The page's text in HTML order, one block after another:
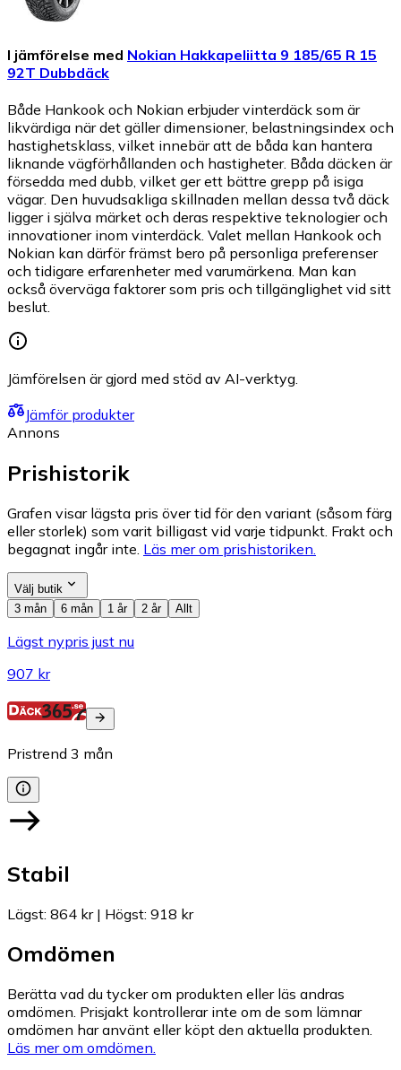
I jämförelse med Nokian Hakkapeliitta 9 185/65 R 15
92T Dubbdäck
Både Hankook och Nokian erbjuder vinterdäck som är
likvärdiga när det gäller dimensioner, belastningsindex och
hastighetsklass, vilket innebär att de båda kan hantera
liknande vägförhållanden och hastigheter. Båda däcken är
försedda med dubb, vilket ger ett bättre grepp på isiga
vägar. Den huvudsakliga skillnaden mellan dessa två däck
ligger i själva märket och deras respektive teknologier och
innovationer inom vinterdäck. Valet mellan Hankook och
Nokian kan därför främst bero på personliga preferenser
och tidigare erfarenheter med varumärkena. Man kan
också överväga faktorer som pris och tillgänglighet vid sitt
beslut.
Jämförelsen är gjord med stöd av AI-verktyg.
Jämför produkter
Annons
Prishistorik
Grafen visar lägsta pris över tid för den variant (såsom färg
eller storlek) som varit billigast vid varje tidpunkt. Frakt och
begagnat ingår inte. Läs mer om prishistoriken.
Välj butik
3 mån
6 mån 1 år 2 år Allt
Lägst nypris just nu
907 kr
Pristrend 3 mån
Stabil
Lägst: 864 kr| Högst: 918 kr
Omdömen
Berätta vad du tycker om produkten eller läs andras
omdömen. Prisjakt kontrollerar inte om de som lämnar
omdömen har använt eller köpt den aktuella produkten.
Läs mer om omdömen.